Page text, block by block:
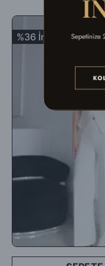
ambalaj malzemeleri ile
hasar görmemiş,
koşuluyla teslim
aldığınız şekli ile) iade
-İade ya da değişim
gönderebilirsiniz. Farklı
' 969351153 ‘
gerçekleştirebilirsiniz.
%36 İndirim